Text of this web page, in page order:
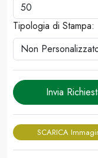
Tipologia di Stampa:
Invia
SCARICA